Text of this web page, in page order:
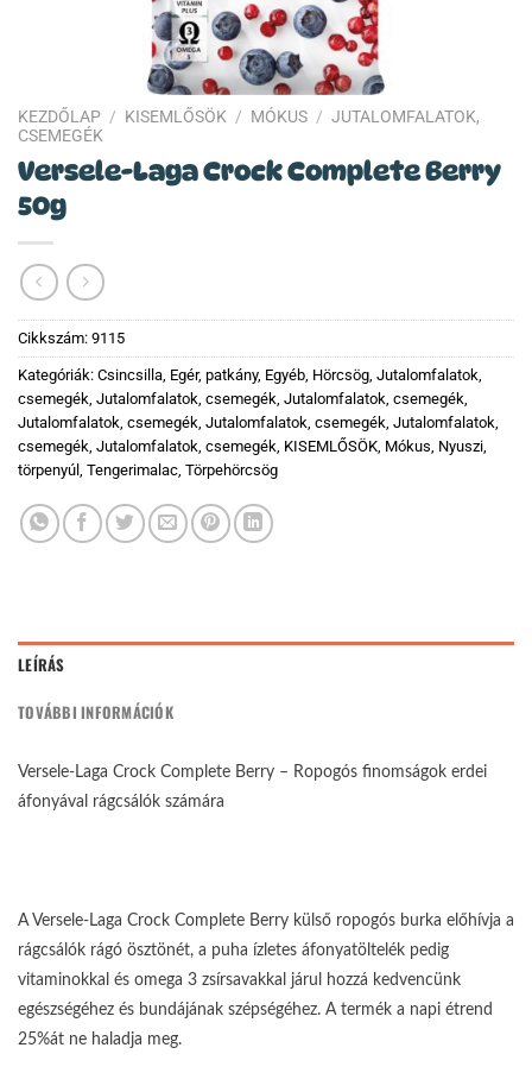
KEZDŐLAP / KISEMLŐSÖK / MÓKUS / JUTALOMFALATOK,
CSEMEGÉK
Versele-Laga Crock Complete Berry
50g
Cikkszám: 9115
Kategóriák: Csincsilla, Egér, patkány, Egyéb, Hörcsög, Jutalomfalatok,
csemegék, Jutalomfalatok, csemegék, Jutalomfalatok, csemegék,
Jutalomfalatok, csemegék, Jutalomfalatok, csemegék, Jutalomfalatok,
csemegék, Jutalomfalatok, csemegék, KISEMLŐSÖK, Mókus, Nyuszi,
törpenyúl , Tengerimalac, Törpehörcsög
LEÍRÁS
TOVÁBBI INFORMÁCIÓK
Versele-Laga Crock Complete Berry – Ropogós finomságok erdei
áfonyával rágcsálók számára
A Versele-Laga Crock Complete Berry külső ropogós burka előhívja a
rágcsálók rágó ösztönét, a puha ízletes áfonyatöltelék pedig
vitaminokkal és omega 3 zsírsavakkal járul hozzá kedvencünk
egészségéhez és bundájának szépségéhez. A termék a napi étrend
25%át ne haladja meg.